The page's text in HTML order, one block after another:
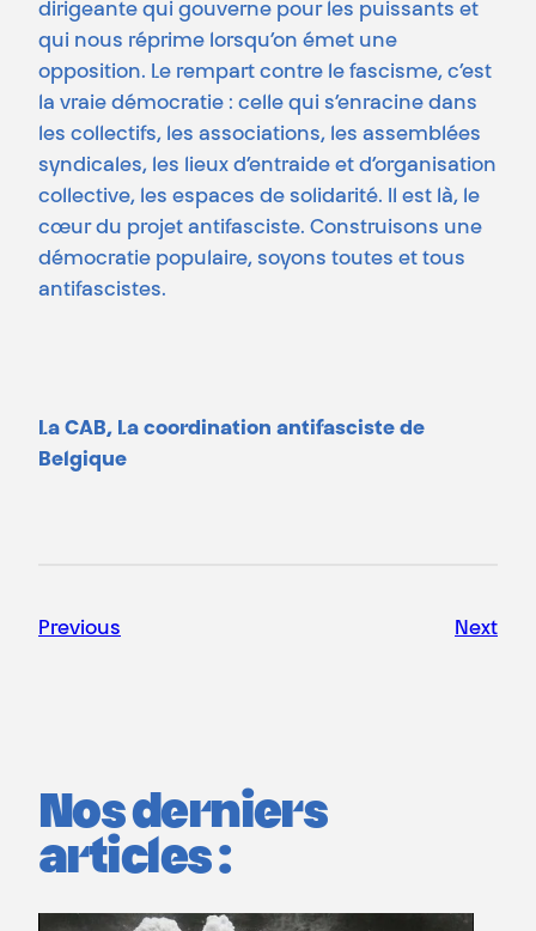
dirigeante qui gouverne pour les puissants et
qui nous réprime lorsqu’on émet une
opposition. Le rempart contre le fascisme, c’est
la vraie démocratie : celle qui s’enracine dans
les collectifs, les associations, les assemblées
syndicales, les lieux d’entraide et d’organisation
collective, les espaces de solidarité. Il est là, le
cœur du projet antifasciste. Construisons une
démocratie populaire, soyons toutes et tous
antifascistes.
La CAB, La coordination antifasciste de
Belgique
Previous Next
Nos derniers
articles :